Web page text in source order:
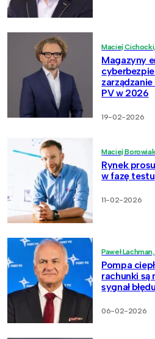
Maciej
Magazyny
PV w 2026
19-02-2026
Maciej
Rynek
w fazę testu
11-02-2026
Paweł
Pompa
rachunki są
sygnał
06-02-2026